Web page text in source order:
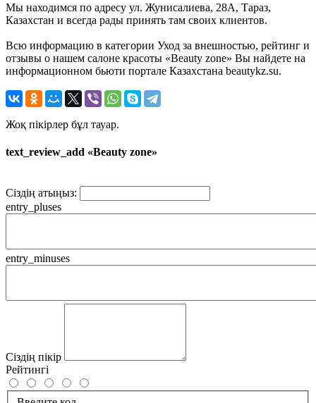
Мы находимся по адресу ул. Жунисалиева, 28А, Тараз,
Казахстан и всегда рады принять там своих клиентов.
Всю информацию в категории Уход за внешностью, рейтинг и
отзывы о нашем салоне красоты «Beauty zone» Вы найдете на
информационном бьюти портале Казахстана beautykz.su.
Жоқ пікірлер бұл тауар.
text_review_add «Beauty zone»
Сіздің атыңыз:
entry_pluses
entry_minuses
Сіздің пікір
Рейтингі